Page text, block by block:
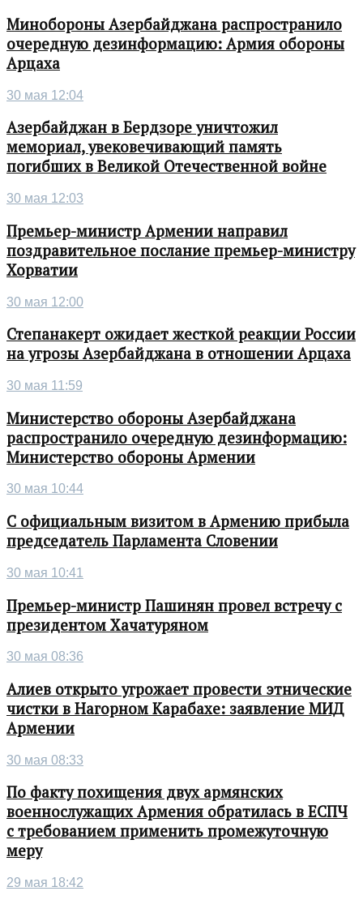
Минобороны Азербайджана распространило
очередную дезинформацию: Армия обороны
Арцаха
30 мая 12:04
Азербайджан в Бердзоре уничтожил
мемориал, увековечивающий память
погибших в Великой Отечественной войне
30 мая 12:03
Премьер-министр Армении направил
поздравительное послание премьер-министру
Хорватии
30 мая 12:00
Степанакерт ожидает жесткой реакции России
на угрозы Азербайджана в отношении Арцаха
30 мая 11:59
Министерство обороны Азербайджана
распространило очередную дезинформацию:
Министерство обороны Армении
30 мая 10:44
С официальным визитом в Армению прибыла
председатель Парламента Словении
30 мая 10:41
Премьер-министр Пашинян провел встречу с
президентом Хачатуряном
30 мая 08:36
Алиев открыто угрожает провести этнические
чистки в Нагорном Карабахе: заявление МИД
Армении
30 мая 08:33
По факту похищения двух армянских
военнослужащих Армения обратилась в ЕСПЧ
с требованием применить промежуточную
меру
29 мая 18:42